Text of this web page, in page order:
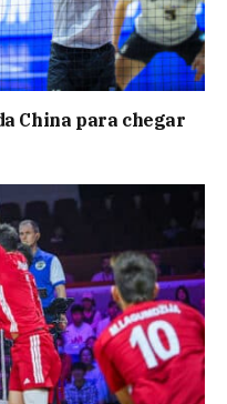
China para chegar